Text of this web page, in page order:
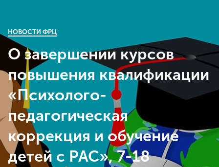
НОВОСТИ ФРЦ
О завершении курсов
повышения квалификации
«Психолого-
педагогическая
коррекция и обучение
детей с РАС», 7-18